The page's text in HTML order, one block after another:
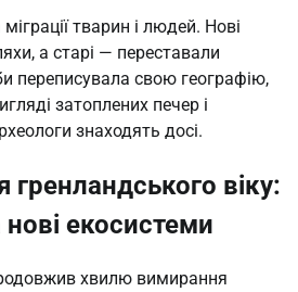
тварин і людей. Нові
а старі — переставали
переписувала свою географію,
затоплених печер і
знаходять досі.
гренландського віку:
екосистеми
хвилю вимирання